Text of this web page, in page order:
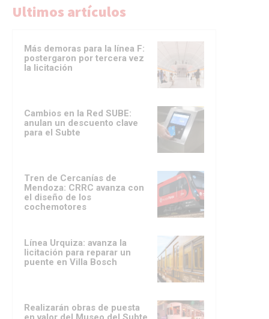
Ultimos artículos
Más demoras para la línea F:
postergaron por tercera vez
la licitación
Cambios en la Red SUBE:
anulan un descuento clave
para el Subte
Tren de Cercanías de
Mendoza: CRRC avanza con
el diseño de los
cochemotores
Línea Urquiza: avanza la
licitación para reparar un
puente en Villa Bosch
Realizarán obras de puesta